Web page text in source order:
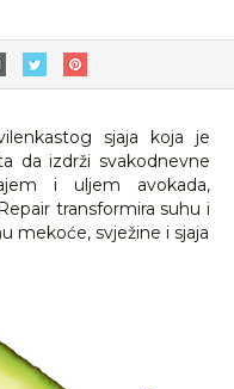
sjaja koja je
da izdrži svakodnevne
i uljem avokada,
transformira suhu i
mekoće, svježine i sjaja